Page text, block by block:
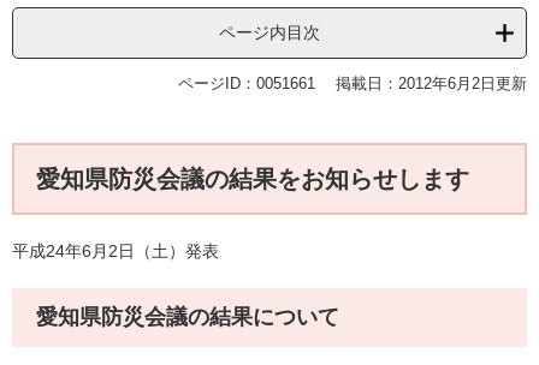
ページ内目次
ページID：0051661 掲載日：2012年6月2日更新
愛知県防災会議の結果をお知らせします
平成24年6月2日（土）発表
愛知県防災会議の結果について